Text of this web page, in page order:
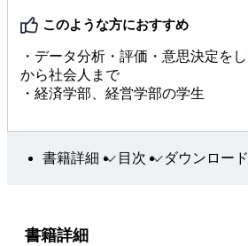
このような方におすすめ
・データ分析・評価・意思決定を
から社会人まで
・経済学部、経営学部の学生
書籍詳細 目次 ダウンロード
書籍詳細